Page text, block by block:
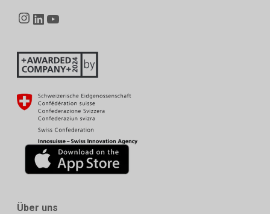
Instagram
LinkedIn
Über uns